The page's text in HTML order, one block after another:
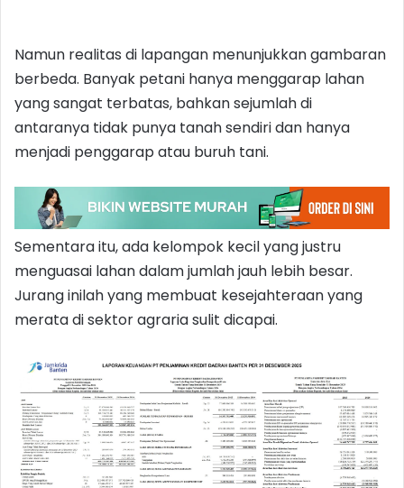
Namun realitas di lapangan menunjukkan gambaran
berbeda. Banyak petani hanya menggarap lahan
yang sangat terbatas, bahkan sejumlah di
antaranya tidak punya tanah sendiri dan hanya
menjadi penggarap atau buruh tani.
Sementara itu, ada kelompok kecil yang justru
menguasai lahan dalam jumlah jauh lebih besar.
Jurang inilah yang membuat kesejahteraan yang
merata di sektor agraria sulit dicapai.